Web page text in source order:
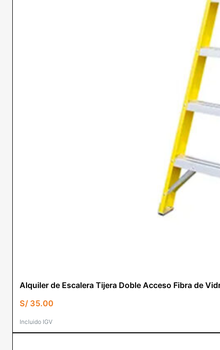
Alquiler de Escalera Tijera Doble Acceso Fibra de
S/35.00
Incluido IGV